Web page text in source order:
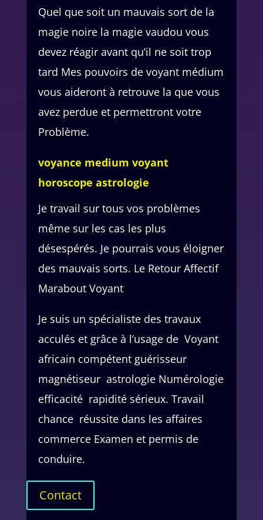
Quel que soit un mauvais sort de la
magie noire la magie vaudou vous
devez réagir avant qu’il ne soit trop
tard Mes pouvoirs de voyant médium
vous aideront à retrouve la que vous
avez perdue et permettront votre
Problème.
voyance medium voyant
horoscope astrologie
Je travail sur tous vos problèmes
même sur les cas les plus
désespérés. Je pourrais vous éloigner
des mauvais sorts. Le Retour Affectif
Marabout Voyant
Je suis un spécialiste des travaux
acculés et grâce à l’usage de Voyant
africain compétent guérisseur
magnétiseur astrologie Numérologie
efficacité rapidité sérieux. Travail
chance réussite dans les affaires
commerce Examen et permis de
conduire.
Contact